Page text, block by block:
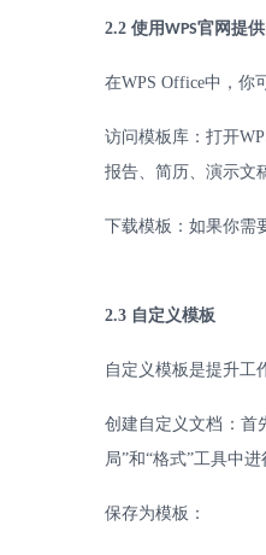
2.2 使用WPS官网提
在WPS Office中，你
访问模板库：打开
报告、简历、演示文
下载模板：如果你需
2.3 自定义模板
自定义模板是提升工
创建自定义文档：首
局”和“格式”工具中进
保存为模板：